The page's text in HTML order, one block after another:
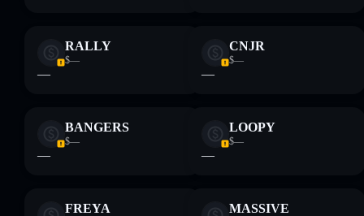
RALLY
$—
—
CNJR
$—
—
BANGERS
$—
—
LOOPY
$—
—
FREYA MASSIVE